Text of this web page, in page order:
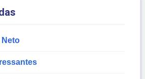
Neto